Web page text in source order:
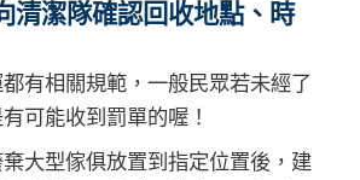
清潔隊確認回收地點、時
有相關規範，一般民眾若未經了
可能收到罰單的喔！
大型傢俱放置到指定位置後，建